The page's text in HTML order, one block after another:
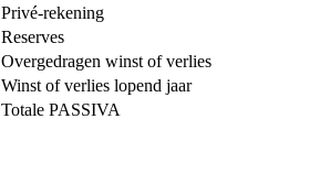
Privé-rekening
Reserves
Overgedragen winst of verlies
Winst of verlies lopend jaar
Totale PASSIVA